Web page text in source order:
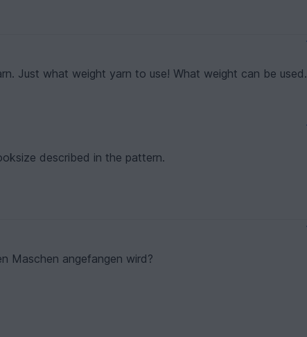
I am from the USA. Having a problem with yarn. Just what weight yarn to use! What weight can be used.
described in the pattern.
Maschen angefangen wird?